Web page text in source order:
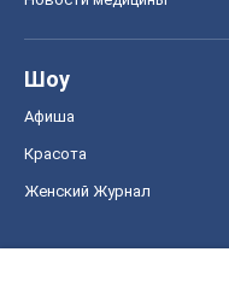
Шоу
Афиша
Красота
Женский Журнал